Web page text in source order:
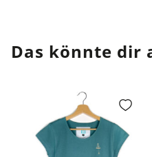
Das könnte dir